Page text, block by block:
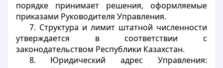
порядке принимает решения, оформляемые
приказами Руководителя Управления.
7. Структура и лимит штатной численности
утверждается в соответствии с
законодательством Республики Казахстан.
8. Юридический адрес Управления: